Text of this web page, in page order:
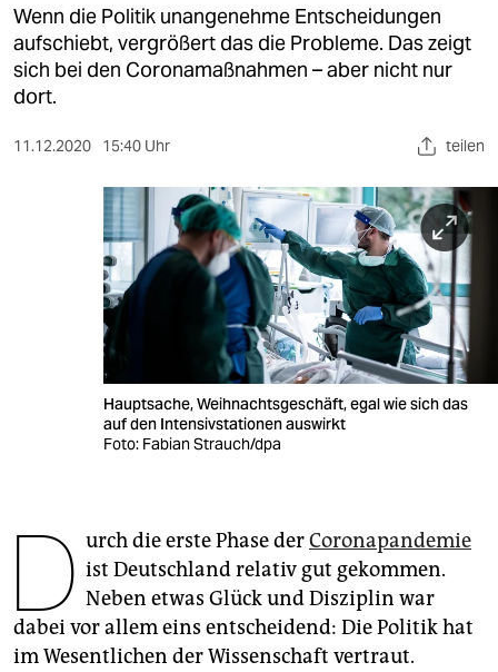
kultur
sport
wahrheit
veranstaltungen
fragen & hilfe
genossenschaft
epaper login
Wenn die Politik unangenehme Entscheidungen
aufschiebt, vergrößert das die Probleme. Das zeigt
sich bei den Coronamaßnahmen – aber nicht nur
dort.
11.12.2020 15:40 Uhr teilen
Hauptsache, Weihnachtsgeschäft, egal wie sich das
auf den Intensivstationen auswirkt
Foto: Fabian Strauch/dpa
D urch die erste Phase derCoronapandemie
ist Deutschland relativ gut gekommen.
Neben etwas Glück und Disziplin war
dabei vor allem eins entscheidend: Die Politik hat
im Wesentlichen der Wissenschaft vertraut.